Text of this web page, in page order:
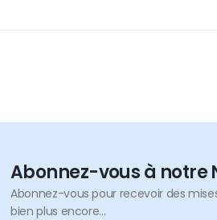
Abonnez-vous à notre
Abonnez-vous pour recevoir des
bien plus encore...